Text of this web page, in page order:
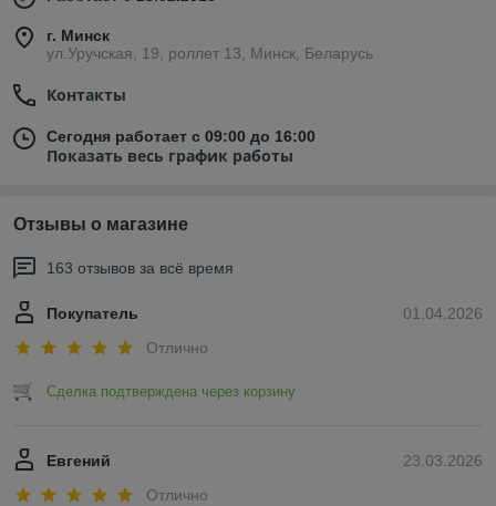
г. Минск
ул.Уручская, 19, роллет 13, Минск, Беларусь
Контакты
Сегодня работает с 09:00 до 16:00
Показать весь график работы
Отзывы о магазине
163 отзывов за всё время
01.04.2026
Покупатель
Отлично
Сделка подтверждена через корзину
23.03.2026
Евгений
Отлично